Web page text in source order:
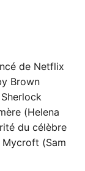
de Netflix
Brown
(Helena
du célèbre
(Sam